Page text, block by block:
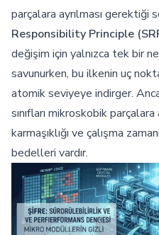
parçalara ayrılması gerektiği
Responsibility Principle
değişim için yalnızca tek bir
savunurken, bu ilkenin uç
atomik seviyeye indirger.
sınıfları mikroskobik
karmaşıklığı ve çalışma
bedelleri vardır.